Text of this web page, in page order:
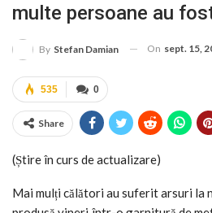
multe persoane au
By Stefan Damian On sept. 15,
0
535
Share
(Știre în curs de actualizare)
Mai mulți călători au suferit arsuri